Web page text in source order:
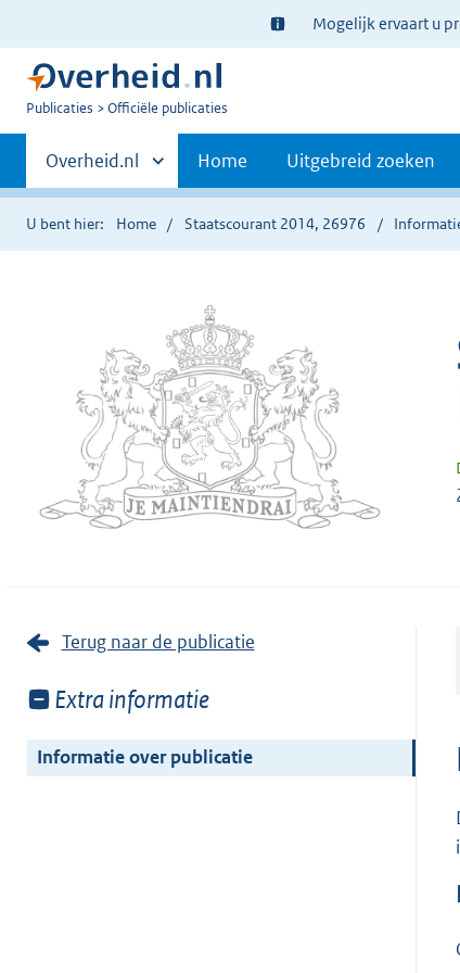
Ter
informatie:
Mogelijk ervaart u
U
Publicaties Officiële publicaties
Primaire
navigatie
Andere
sites
binnen
Overheid.nl Home Uitgebreid zoeken
U bent hier: Home Staatscourant 2014, 26976
Terug naar de publicatie
Toon
van:
Extra informatie
Informatie over publicatie